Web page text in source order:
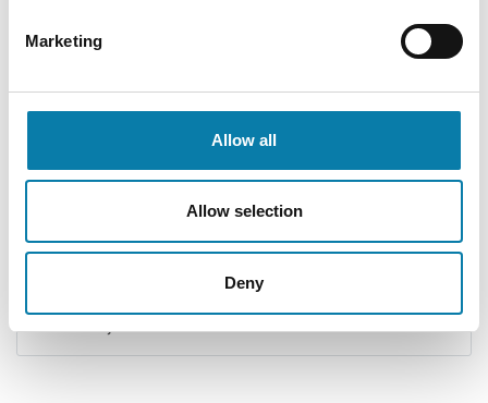
Marketing
Allow all
Allow selection
Deny
Etsivä nuorisotyö
Tila ja kenttävarauskalenteri